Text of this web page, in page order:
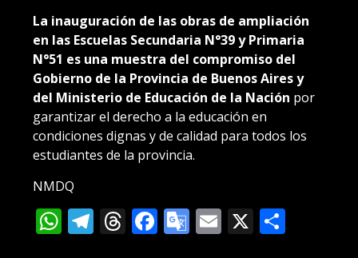
La inauguración de las obras de ampliación
en las Escuelas Secundaria N°39 y Primaria
N°51 es una muestra del compromiso del
Gobierno de la Provincia de Buenos Aires y
del Ministerio de Educación de la Nación por
garantizar el derecho a la educación en
condiciones dignas y de calidad para todos los
estudiantes de la provincia.
NMDQ
WhatsApp
Telegram
Threads
Facebook
Google
Email
X